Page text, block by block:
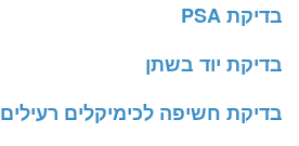
בדיקת PSA
בדיקת יוד בשתן
בדיקת חשיפה לכימיקלים רעילים WTOX